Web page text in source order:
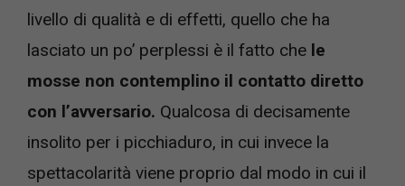
livello di qualità e di effetti, quello che ha
lasciato un po’ perplessi è il fatto che le
mosse non contemplino il contatto diretto
con l’avversario. Qualcosa di decisamente
insolito per i picchiaduro, in cui invece la
spettacolarità viene proprio dal modo in cui il